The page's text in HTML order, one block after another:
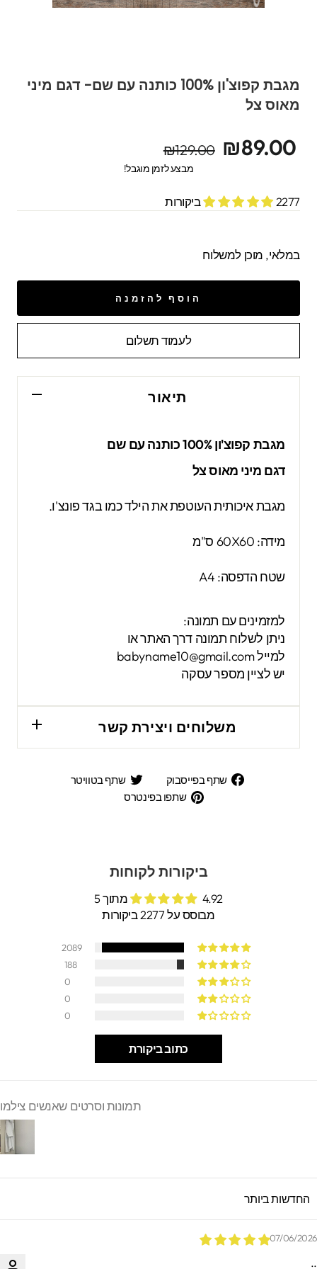
מגבת קפוצ'ון 100% כותנה עם שם- דגם מיני
מאוס צל
מחיר
מקורי
מחיר
מבצע
₪89.00
₪129.00
מבצע לזמן מוגבל!
2277 ביקורות
במלאי, מוכן למשלוח
הוסף להזמנה
לעמוד תשלום
תיאור
מגבת קפוצ'ון 100% כותנה עם שם
דגם מיני מאוס צל
מגבת איכותית העוטפת את הילד כמו בגד פונצ'ו.
מידה: 60X60 ס"מ
שטח הדפסה: A4
למזמינים עם תמונה:
ניתן לשלוח תמונה דרך האתר או
למיילbabyname10@gmail.com
יש לציין מספר עסקה
משלוחים ויצירת קשר
שתף בפייסבוק
שתף
בפייסבוק
שתף בטוויטר
שתפו בפינטרס
ביקורות לקוחות
4.92 מתוך 5
מבוסס על 2277 ביקורות
2089
188
0
0
0
כתוב ביקורת
תמונות וסרטים שאנשים צילמו
SORT
07/06/